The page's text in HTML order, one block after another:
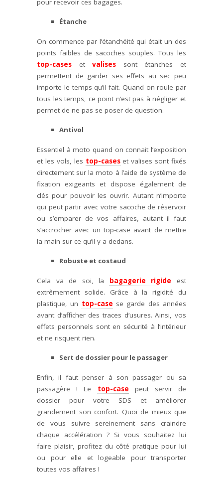
pour recevoir ces bagages.
Étanche
On commence par l’étanchéité qui était un des
points faibles de sacoches souples. Tous les
top-cases etvalises sont étanches et
permettent de garder ses effets au sec peu
importe le temps qu’il fait. Quand on roule par
tous les temps, ce point n’est pas à négliger et
permet de ne pas se poser de question.
Antivol
Essentiel à moto quand on connait l’exposition
et les vols, les top-caseset valises sont fixés
directement sur la moto à l’aide de système de
fixation exigeants et dispose également de
clés pour pouvoir les ouvrir. Autant n’importe
qui peut partir avec votre sacoche de réservoir
ou s’emparer de vos affaires, autant il faut
s’accrocher avec un top-case avant de mettre
la main sur ce qu’il y a dedans.
Robuste et costaud
Cela va de soi, la bagagerie rigide est
extrêmement solide. Grâce à la rigidité du
plastique, un top-case se garde des années
avant d’afficher des traces d’usures. Ainsi, vos
effets personnels sont en sécurité à l’intérieur
et ne risquent rien.
Sert de dossier pour le passager
Enfin, il faut penser à son passager ou sa
passagère ! Le top-case peut servir de
dossier pour votre SDS et améliorer
grandement son confort. Quoi de mieux que
de vous suivre sereinement sans craindre
chaque accélération ? Si vous souhaitez lui
faire plaisir, profitez du côté pratique pour lui
ou pour elle et logeable pour transporter
toutes vos affaires !